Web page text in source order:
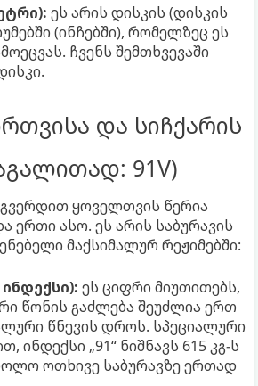
ეს არის დისკის (დისკის
(ინჩებში), რომელზეც ეს
ჩვენს შემთხვევაში
და სიჩქარის
91V)
ყოველთვის წერია
ერთი ასო. ეს არის საბურავის
მაქსიმალურ რეჟიმებში:
ეს ციფრი მიუთითებს,
წონის გაძლება შეუძლია ერთ
წნევის დროს. სპეციალური
ინდექსი „91“ ნიშნავს 615 კგ-ს
ოთხივე საბურავზე ერთად